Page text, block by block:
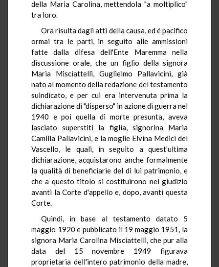
della Maria Carolina, mettendola "a moltiplico"
tra loro.
Ora risulta dagli atti della causa, ed é pacifico
ormai tra le parti, in seguito alle ammissioni
fatte dalla difesa dell'Ente Maremma nella
discussione orale, che un figlio della signora
Maria Misciattelli, Guglielmo Pallavicini, già
nato al momento della redazione del testamento
suindicato, e per cui era intervenuta prima la
dichiarazione di "disperso" in azione di guerra nel
1940 e poi quella di morte presunta, aveva
lasciato superstiti la figlia, signorina Maria
Camilla Pallavicini, e la moglie Elvina Medici del
Vascello, le quali, in seguito a quest'ultima
dichiarazione, acquistarono anche formalmente
la qualità di beneficiarie del di lui patrimonio, e
che a questo titolo si costituirono nel giudizio
avanti la Corte d'appello e, dopo, avanti questa
Corte.
Quindi, in base al testamento datato 5
maggio 1920 e pubblicato il 19 maggio 1951, la
signora Maria Carolina Misciattelli, che pur alla
data del 15 novembre 1949 figurava
proprietaria dell'intero patrimonio della madre,